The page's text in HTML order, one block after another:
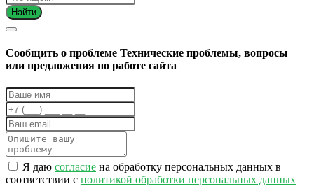
Найти
Cообщить о проблеме Технические проблемы, вопросы
или предложения по работе сайта
Я даю согласие на обработку персональных данных в
соответствии с политикой обработки персональных данных